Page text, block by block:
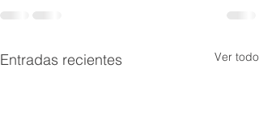
Entradas recientes Ver todo